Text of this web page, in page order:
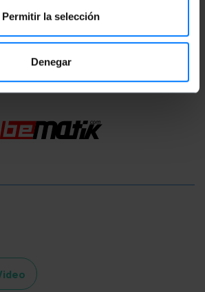
Permitir la selección
Denegar